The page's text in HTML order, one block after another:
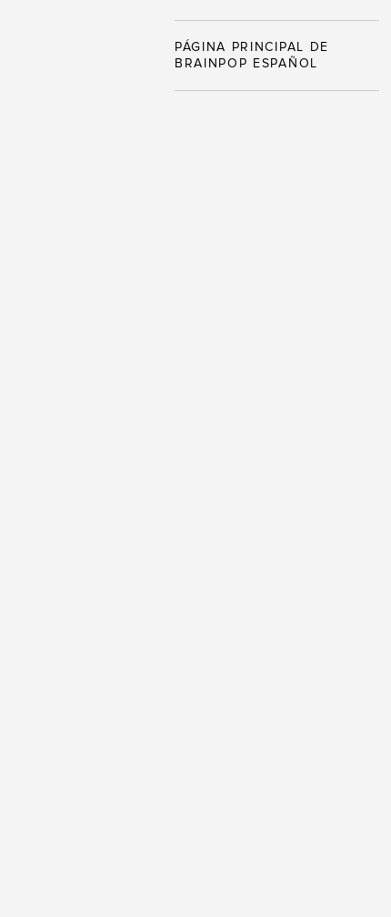
PÁGINA PRINCIPAL DE
BRAINPOP ESPAÑOL